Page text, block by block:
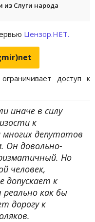
из Слуги народа
Цензор.НЕТ.
доступ к
иначе в силу
к
депутатов
Он довольно-
Но
человек,
допускает к
как бы
дорогу к